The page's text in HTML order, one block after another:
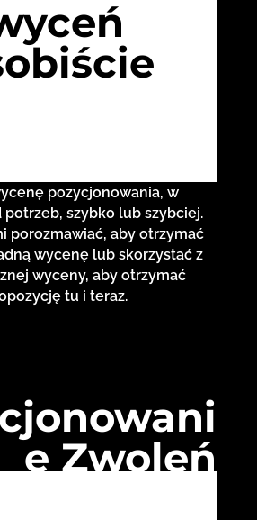
pozycjonowania, w
potrzeb, szybko lub szybciej.
porozmawiać, aby otrzymać
wycenę lub skorzystać z
wyceny, aby otrzymać
tu i teraz.
e Zwoleń